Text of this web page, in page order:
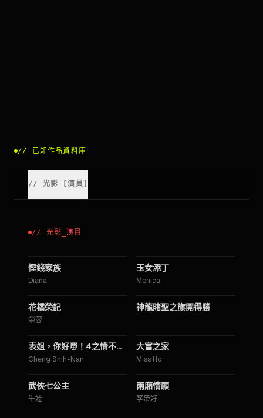
// 已知作品資料庫
// 光影 [演員
// 光影 _演員
慳錢家族
Diana
玉女添丁
Monica
花橋榮記
榮蓉
神龍賭聖之旗開得勝
表姐，你好嘢！4之情不自禁
Cheng Shih-Nan
大富之家
Miss Ho
武俠七公主
牛娃
兩廂情願
李帶好